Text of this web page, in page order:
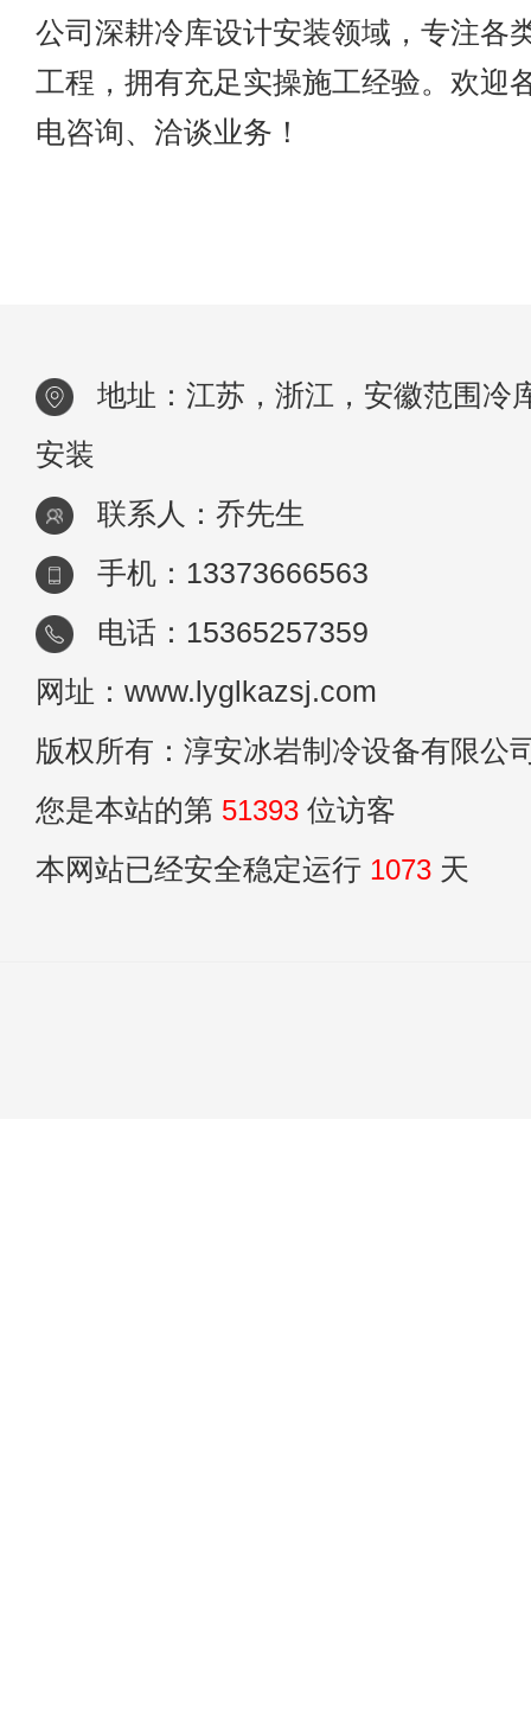
公司深耕冷库设计安装领域，专注各
工程，拥有充足实操施工经验。欢迎
电咨询、洽谈业务！
地址：江苏，浙江，安徽范围冷
安装
联系人：乔先生
手机：13373666563
电话：15365257359
网址：www.lyglkazsj.com
版权所有：淳安冰岩制冷设备有限公
您是本站的第 51393 位访客
本网站已经安全稳定运行 1073 天